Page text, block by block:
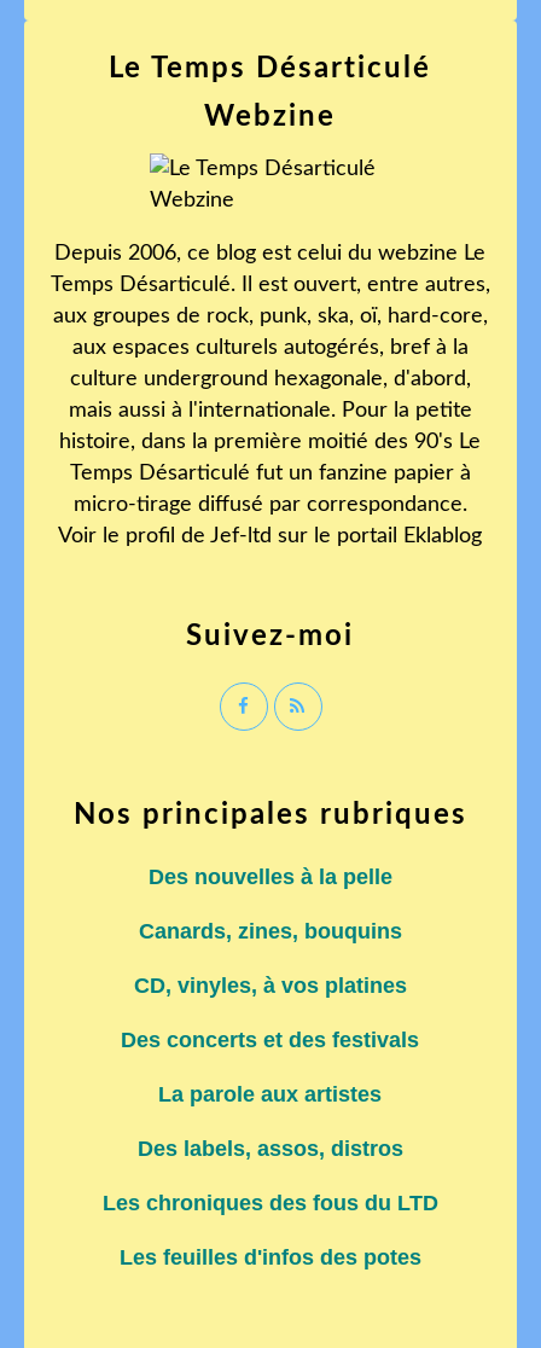
Le Temps Désarticulé
Webzine
Depuis 2006, ce blog est celui du webzine Le
Temps Désarticulé. Il est ouvert, entre autres,
aux groupes de rock, punk, ska, oï, hard-core,
aux espaces culturels autogérés, bref à la
culture underground hexagonale, d'abord,
mais aussi à l'internationale. Pour la petite
histoire, dans la première moitié des 90's Le
Temps Désarticulé fut un fanzine papier à
micro-tirage diffusé par correspondance.
Voir le profil deJef-ltd sur le portail Eklablog
Suivez-moi
Nos principales rubriques
Des nouvelles à la pelle
Canards, zines, bouquins
CD, vinyles, à vos platines
Des concerts et des festivals
La parole aux artistes
Des labels, assos, distros
Les chroniques des fous du LTD
Les feuilles d'infos des potes